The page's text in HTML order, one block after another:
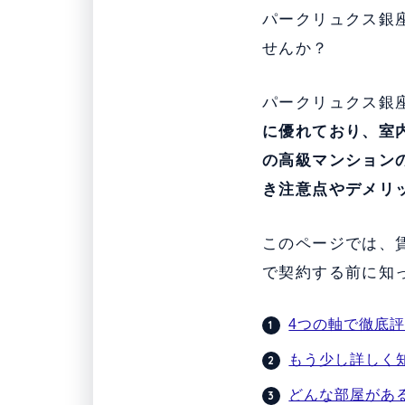
パークリュクス銀
せんか？
パークリュクス銀
に優れており、室
の高級マンション
き注意点やデメリ
このページでは、
で契約する前に知
4つの軸で徹底
もう少し詳しく
どんな部屋があ